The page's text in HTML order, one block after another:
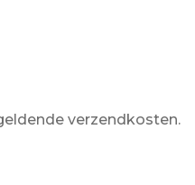
verzendkosten.